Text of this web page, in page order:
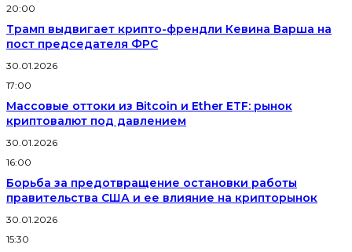
20:00
Трамп выдвигает крипто-френдли Кевина Варша на
пост председателя ФРС
30.01.2026
17:00
Массовые оттоки из Bitcoin и Ether ETF: рынок
криптовалют под давлением
30.01.2026
16:00
Борьба за предотвращение остановки работы
правительства США и ее влияние на крипторынок
30.01.2026
15:30